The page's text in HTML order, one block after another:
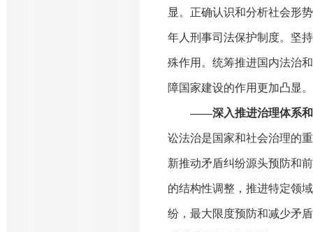
显。正确认识和分析社会形
年人刑事司法保护制度。坚
殊作用。统筹推进国内法治
障国家建设的作用更加凸显。
——深入推进治理体系和
讼法治是国家和社会治理的
新推动矛盾纠纷源头预防和
的结构性调整，推进特定领
纷，最大限度预防和减少矛